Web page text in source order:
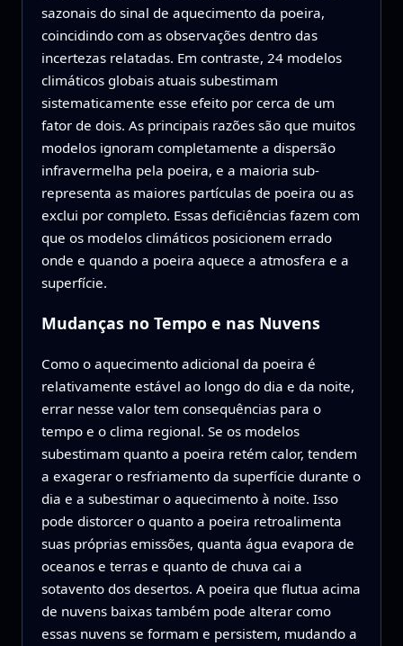
sazonais do sinal de aquecimento da poeira,
coincidindo com as observações dentro das
incertezas relatadas. Em contraste, 24 modelos
climáticos globais atuais subestimam
sistematicamente esse efeito por cerca de um
fator de dois. As principais razões são que muitos
modelos ignoram completamente a dispersão
infravermelha pela poeira, e a maioria sub-
representa as maiores partículas de poeira ou as
exclui por completo. Essas deficiências fazem com
que os modelos climáticos posicionem errado
onde e quando a poeira aquece a atmosfera e a
superfície.
Mudanças no Tempo e nas Nuvens
Como o aquecimento adicional da poeira é
relativamente estável ao longo do dia e da noite,
errar nesse valor tem consequências para o
tempo e o clima regional. Se os modelos
subestimam quanto a poeira retém calor, tendem
a exagerar o resfriamento da superfície durante o
dia e a subestimar o aquecimento à noite. Isso
pode distorcer o quanto a poeira retroalimenta
suas próprias emissões, quanta água evapora de
oceanos e terras e quanto de chuva cai a
sotavento dos desertos. A poeira que flutua acima
de nuvens baixas também pode alterar como
essas nuvens se formam e persistem, mudando a